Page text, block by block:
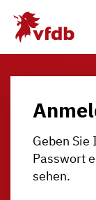
Zum Hauptinhalt
Geben
Passwort
sehen.